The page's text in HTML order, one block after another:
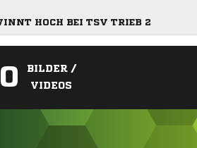
HOCH BEI TSV TRIEB 2
0
BILDER /
VIDEOS